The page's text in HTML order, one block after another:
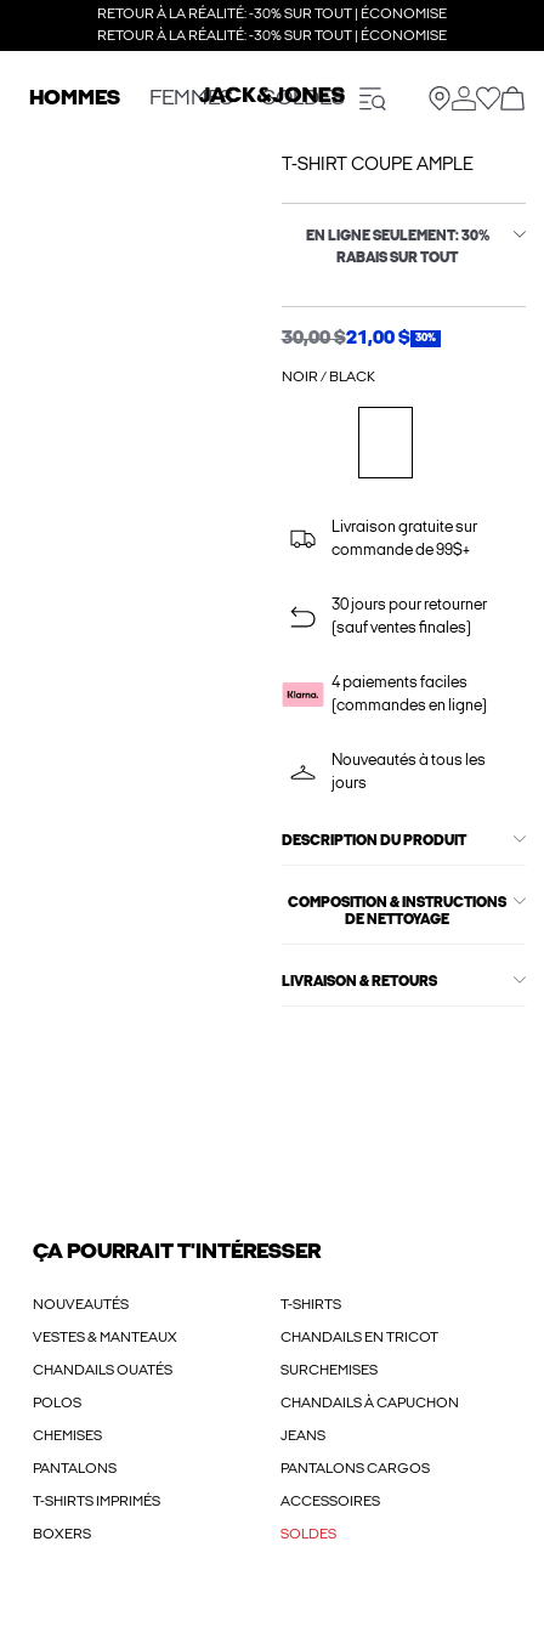
RETOUR À LA RÉALITÉ: -30% SUR TOUT | ÉCONOMISE
RETOUR À LA RÉALITÉ: -30% SUR TOUT | ÉCONOMISE
HOMMES FEMMES SOLDES
T-SHIRT COUPE AMPLE
EN LIGNE SEULEMENT: 30%
RABAIS SUR TOUT
30,00 $21,00 $ 30%
NOIR / BLACK
Livraison gratuite sur
commande de 99$+
30 jours pour retourner
(sauf ventes finales)
4 paiements faciles
(commandes en ligne)
Nouveautés à tous les
jours
DESCRIPTION DU PRODUIT
COMPOSITION & INSTRUCTIONS
DE NETTOYAGE
LIVRAISON & RETOURS
ÇA POURRAIT T'INTÉRESSER
NOUVEAUTÉS T-SHIRTS
VESTES & MANTEAUX CHANDAILS EN TRICOT
CHANDAILS OUATÉS SURCHEMISES
POLOS CHANDAILS À CAPUCHON
CHEMISES JEANS
PANTALONS PANTALONS CARGOS
T-SHIRTS IMPRIMÉS ACCESSOIRES
BOXERS SOLDES